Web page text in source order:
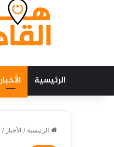
الرئيسية الأخبار
الرئيسية / الأخبار /